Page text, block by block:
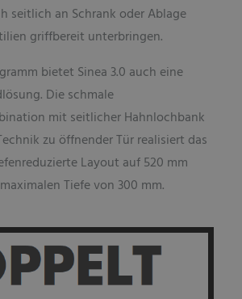
seitlich an Schrank oder Ablage
griffbereit unterbringen.
bietet Sinea 3.0 auch eine
Die schmale
mit seitlicher Hahnlochbank
zu öffnender Tür realisiert das
Layout auf 520 mm
Tiefe von 300 mm.